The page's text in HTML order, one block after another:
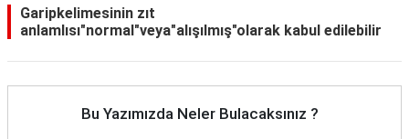
Hukuk
Garipkelimesinin zıt
anlamlısı"normal"veya"alışılmış"olarak kabul edilebilir
Bu Yazımızda Neler Bulacaksınız ?